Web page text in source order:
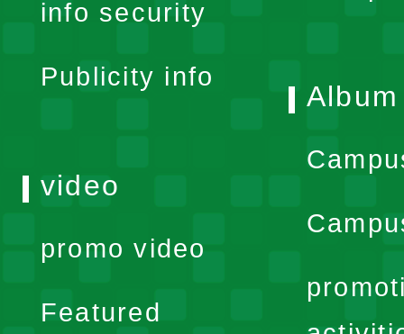
info security
Publicity info
Album
video
promo video
Featured